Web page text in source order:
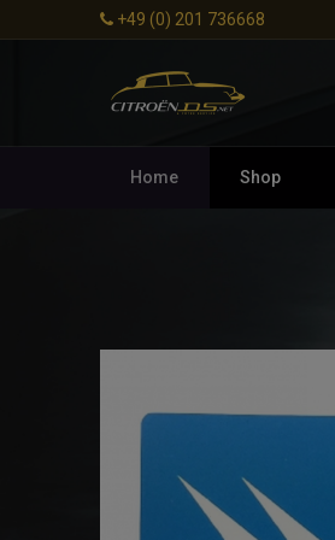
+49 (0) 201 736668
Home Shop